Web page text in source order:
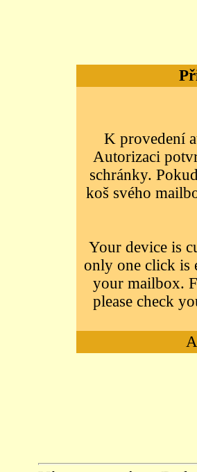
K provedení
Autorizaci
schránky.
koš svého
Your device is
only one click is
your mailbox.
please check